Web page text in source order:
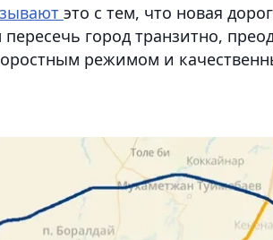
это с тем, что новая
город транзитно,
режимом и